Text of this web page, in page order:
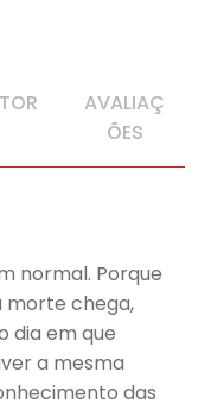
AVALIAÇ
ÕES
normal. Porque
morte chega,
dia em que
a mesma
das